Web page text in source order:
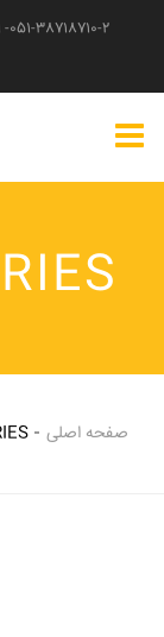
-051-38718710-2
صفحه اصلی